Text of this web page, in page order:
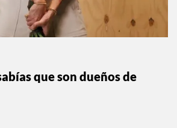
que son dueños de